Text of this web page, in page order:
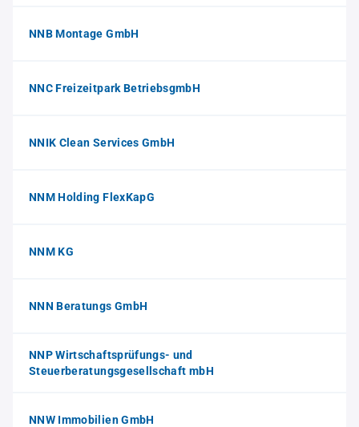
NNB Montage GmbH
NNC Freizeitpark BetriebsgmbH
NNIK Clean Services GmbH
NNM Holding FlexKapG
NNM KG
NNN Beratungs GmbH
NNP Wirtschaftsprüfungs- und
Steuerberatungsgesellschaft mbH
NNW Immobilien GmbH